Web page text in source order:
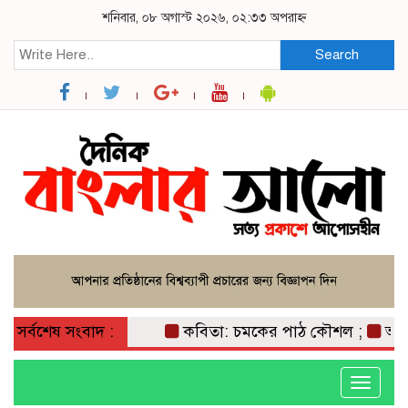
শনিবার, ০৮ অগাস্ট ২০২৬, ০২:৩৩ অপরাহ্ন
Search
সর্বশেষ সংবাদ : কবিতা: চমকের পাঠ কৌশল ; আমান
Toggle